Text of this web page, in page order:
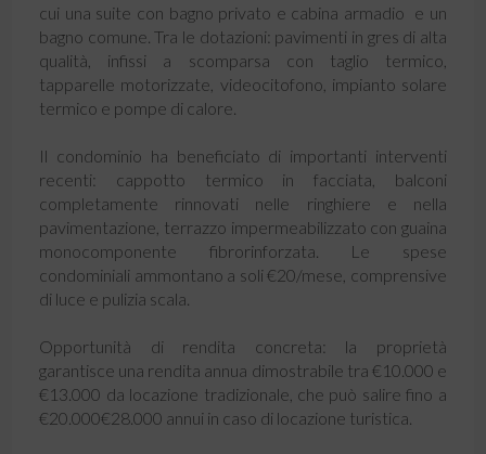
cui una suite con bagno privato e cabina armadio  e un
bagno comune. Tra le dotazioni: pavimenti in gres di alta
qualità, infissi a scomparsa con taglio termico,
tapparelle motorizzate, videocitofono, impianto solare
termico e pompe di calore.
Il condominio ha beneficiato di importanti interventi
recenti: cappotto termico in facciata, balconi
completamente rinnovati nelle ringhiere e nella
pavimentazione, terrazzo impermeabilizzato con guaina
monocomponente fibrorinforzata. Le spese
condominiali ammontano a soli €20/mese, comprensive
di luce e pulizia scala.
Opportunità di rendita concreta: la proprietà
garantisce una rendita annua dimostrabile tra €10.000 e
€13.000 da locazione tradizionale, che può salire fino a
€20.000€28.000 annui in caso di locazione turistica.